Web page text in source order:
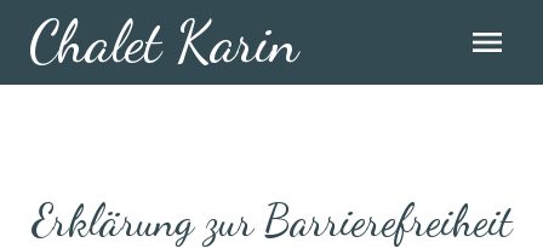
Chalet Karin menu
Erklärung zur Barrierefreiheit